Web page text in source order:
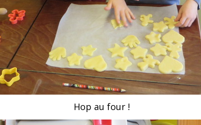
Hop au four !